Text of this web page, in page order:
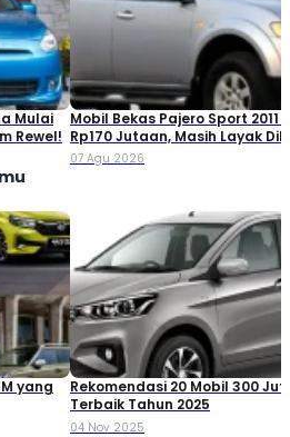
Mulai
Rewel!
Mobil Bekas Pajero Sport 2011
Rp170 Jutaan, Masih Layak
07 Agu 2026
yang
Rekomendasi 20 Mobil 300
Terbaik Tahun 2025
04 Nov 2025